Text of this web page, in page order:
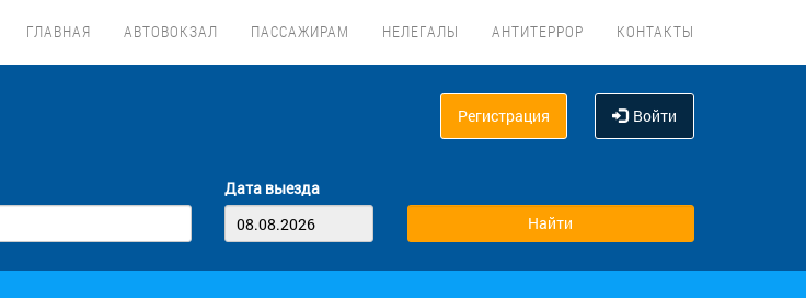
ГЛАВНАЯ АВТОВОКЗАЛ ПАССАЖИРАМ НЕЛЕГАЛЫ АНТИТЕРРОР КОНТАКТЫ
Регистрация Войти
Дата выезда